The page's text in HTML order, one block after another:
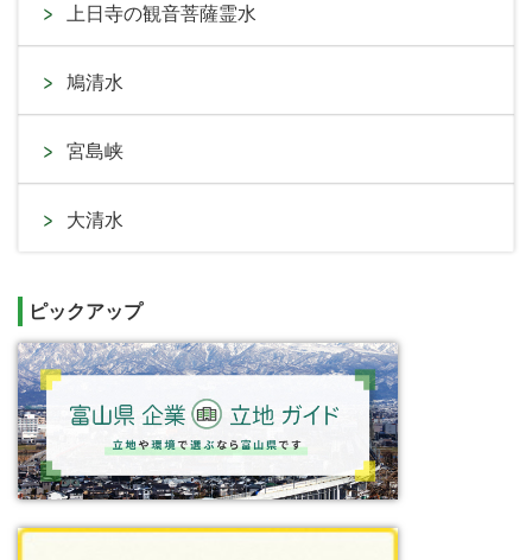
上日寺の観音菩薩霊水
鳩清水
宮島峡
大清水
ピックアップ